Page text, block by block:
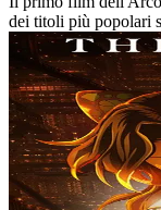
dei titoli più popolari